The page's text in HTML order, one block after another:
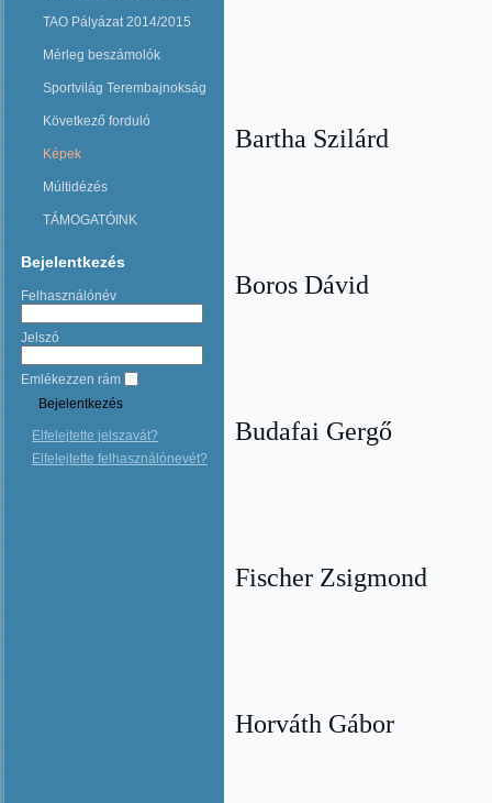
TAO Pályázat 2014/2015
Mérleg beszámolók
Sportvilág Terembajnokság
Következő forduló
Képek
Múltidézés
TÁMOGATÓINK
Bejelentkezés
Felhasználónév
Jelszó
Emlékezzen rám
Elfelejtette jelszavát?
Elfelejtette felhasználónevét?
Bartha Szilárd
Boros Dávid
Budafai Gergő
Fischer Zsigmond
Horváth Gábor